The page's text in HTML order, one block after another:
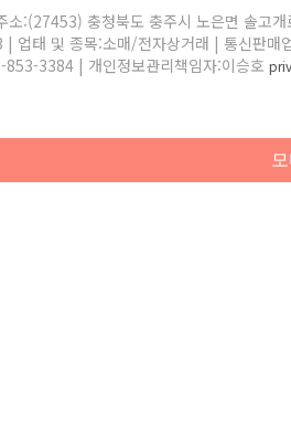
소:(27453) 충청북도 충주시 노은면 솔고
업태 및 종목:소매/전자상거래 | 통신판매
3384 | 개인정보관리책임자:이승호